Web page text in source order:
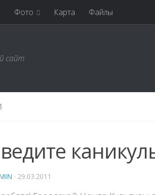
Фото Карта Файлы
сайт
· 29.03.2011